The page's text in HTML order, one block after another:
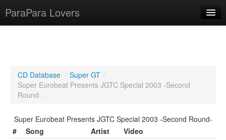
ParaPara Lovers
ParaPara Video Database
CD Database
CD Database / Super GT /
Super Eurobeat Presents JGTC Special 2003 -Second
Round-
Super Eurobeat Presents JGTC Special 2003 -Second Round-
#
Song Artist
Video